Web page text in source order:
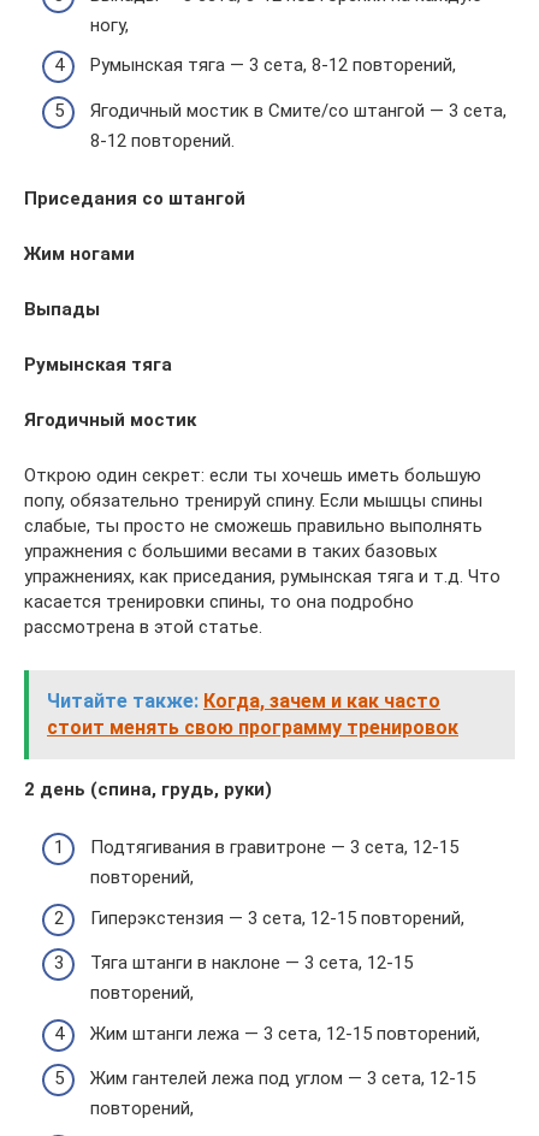
ногу,
Румынская тяга — 3 сета, 8-12 повторений,
Ягодичный мостик в Смите/со штангой — 3 сета,
8-12 повторений.
Приседания со штангой
Жим ногами
Выпады
Румынская тяга
Ягодичный мостик
Открою один секрет: если ты хочешь иметь большую
попу, обязательно тренируй спину. Если мышцы спины
слабые, ты просто не сможешь правильно выполнять
упражнения с большими весами в таких базовых
упражнениях, как приседания, румынская тяга и т.д. Что
касается тренировки спины, то она подробно
рассмотрена в этой статье.
Читайте также: Когда, зачем и как часто
стоит менять свою программу тренировок
2 день (спина, грудь, руки)
Подтягивания в гравитроне — 3 сета, 12-15
повторений,
Гиперэкстензия — 3 сета, 12-15 повторений,
Тяга штанги в наклоне — 3 сета, 12-15
повторений,
Жим штанги лежа — 3 сета, 12-15 повторений,
Жим гантелей лежа под углом — 3 сета, 12-15
повторений,